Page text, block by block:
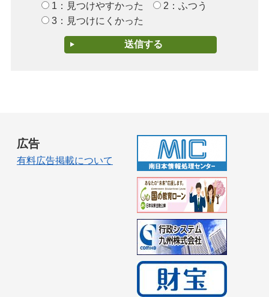
1：見つけやすかった
2：ふつう
3：見つけにくかった
広告
有料広告掲載について